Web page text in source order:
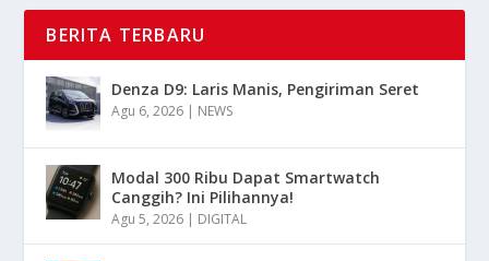
BERITA TERBARU
Denza D9: Laris Manis, Pengiriman Seret
Agu 6, 2026 | NEWS
Modal 300 Ribu Dapat Smartwatch
Canggih? Ini Pilihannya!
Agu 5, 2026 | DIGITAL